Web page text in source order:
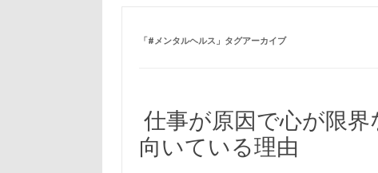
「#メンタルヘルス 」タグアーカイブ
仕事が原因で心が限
向いている理由